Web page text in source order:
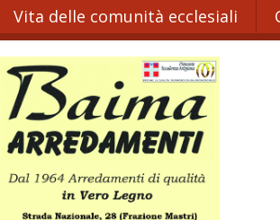
Vita delle comunità ecclesiali